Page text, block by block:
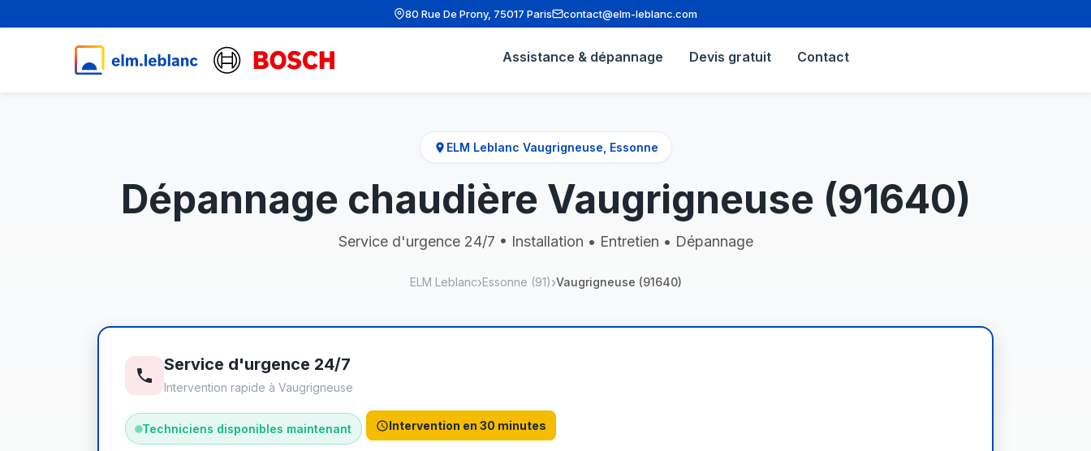
80 Rue De Prony, 75017 Paris contact@elm-leblanc.com
Assistance & dépannage Devis gratuit Contact
ELM Leblanc Vaugrigneuse, Essonne
Dépannage chaudière Vaugrigneuse (91640)
Service d'urgence 24/7 • Installation • Entretien • Dépannage
ELM Leblanc Essonne (91) Vaugrigneuse (91640)
Service d'urgence 24/7
Intervention rapide à Vaugrigneuse
Techniciens disponibles maintenant Intervention en 30 minutes